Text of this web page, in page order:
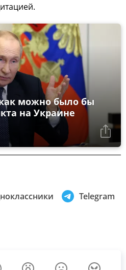
можно было бы
на Украине
Telegram